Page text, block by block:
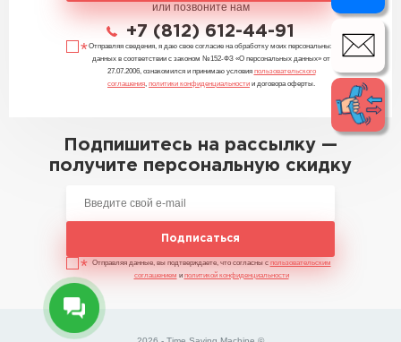
или позвоните нам
+7 (812) 612-44-91
Отправляя сведения, я даю свое согласие на обработку моих персональных
данных в соответствии с законом №152-ФЗ «О персональных данных» от
27.07.2006, ознакомился и принимаю условия пользовательского
соглашения, политики конфиденциальности и договора оферты.
Подпишитесь на рассылку —
получите персональную скидку
Подписаться
Отправляя данные, вы подтверждаете, что согласны с пользовательским
соглашением и политикой конфиденциальности